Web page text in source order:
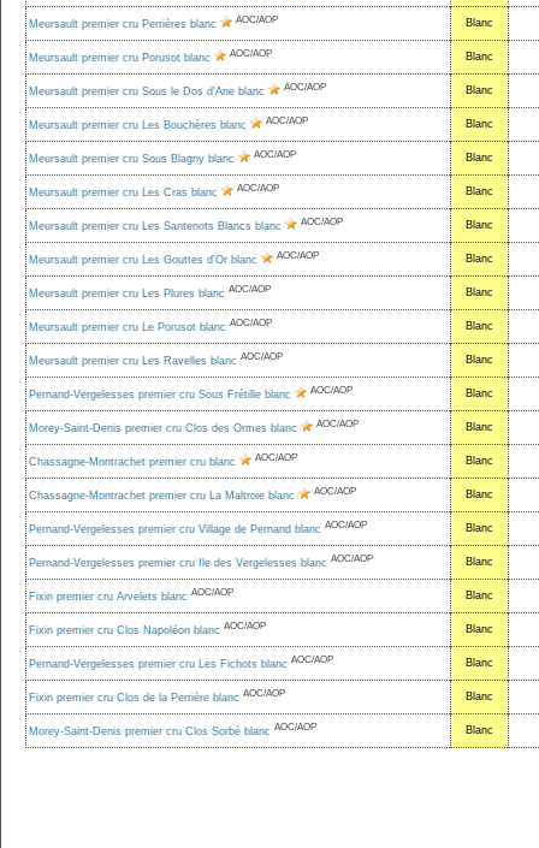
Meursault premier cru Perrières blanc AOC/AOP Blanc
Meursault premier cru Porusot blanc AOC/AOP Blanc
Meursault premier cru Sous le Dos d'Ane blanc AOC/AOP Blanc
Meursault premier cru Les Bouchères blanc AOC/AOP Blanc
Meursault premier cru Sous Blagny blanc AOC/AOP Blanc
Meursault premier cru Les Cras blanc AOC/AOP Blanc
Meursault premier cru Les Santenots Blancs blanc AOC/AOP Blanc
Meursault premier cru Les Gouttes d'Or blanc AOC/AOP Blanc
Meursault premier cru Les Plures blanc AOC/AOP Blanc
Meursault premier cru Le Porusot blanc AOC/AOP Blanc
Meursault premier cru Les Ravelles blanc AOC/AOP Blanc
Pernand-Vergelesses premier cru Sous Frétille blanc AOC/AOP Blanc
Morey-Saint-Denis premier cru Clos des Ormes blanc AOC/AOP Blanc
Chassagne-Montrachet premier cru blanc AOC/AOP Blanc
Chassagne-Montrachet premier cru La Maltroie blanc AOC/AOP Blanc
Pernand-Vergelesses premier cru Village de Pernand blanc AOC/AOP Blanc
Pernand-Vergelesses premier cru Ile des Vergelesses blanc AOC/AOP Blanc
Fixin premier cru Arvelets blanc AOC/AOP Blanc
Fixin premier cru Clos Napoléon blanc AOC/AOP Blanc
Pernand-Vergelesses premier cru Les Fichots blanc AOC/AOP Blanc
Fixin premier cru Clos de la Perrière blanc AOC/AOP Blanc
Morey-Saint-Denis premier cru Clos Sorbè blanc AOC/AOP Blanc